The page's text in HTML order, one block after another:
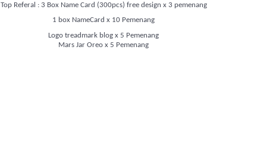
Top Referal : 3 Box Name Card (300pcs) free design x 3 pemenang
1 box NameCard x 10 Pemenang
Logo treadmark blog x 5 Pemenang
Mars Jar Oreo x 5 Pemenang